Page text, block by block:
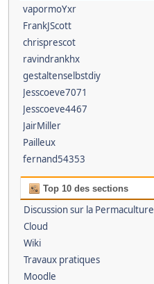
vapormoYxr
FrankJScott
chrisprescot
ravindrankhx
gestaltenselbstdiy
Jesscoeve7071
Jesscoeve4467
JairMiller
Pailleux
fernand54353
Top 10 des sections
Discussion sur la Permaculture
Cloud
Wiki
Travaux pratiques
Moodle